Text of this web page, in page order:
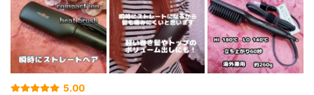
5.00